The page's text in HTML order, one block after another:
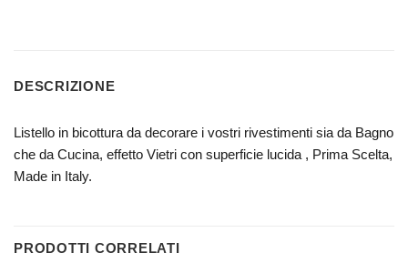
DESCRIZIONE
Listello in bicottura da decorare i vostri rivestimenti sia da Bagno
che da Cucina, effetto Vietri con superficie lucida , Prima Scelta,
Made in Italy.
PRODOTTI CORRELATI